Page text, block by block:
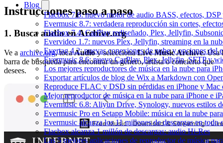
Blog
Flacbox 7.6: nuevo motor de audio BASS, efectos,
Evermusic 8.7: verdadera reproducción sin cortes,
Flacbox 7.4: CarPlay rediseñado, Plex, Jellyfin,
Evervideo 1.7: nuevos Plex, Jellyfin, streaming en la
Evertag 4.2: nuevas conexiones de nube y opciones del
Evermusic 8.6: nuevo CarPlay, Plex, Jellyfin, SFTP y
Los mejores reproductores de música en la nube para
Exportar artículos de blog de Wix a Markdown con
Reproduce FLAC y DSD sin pérdidas en iPhone y Mac
Mejor reproductor de música en la nube para iPhone e
Evermusic 6.8: Aliyun Drive, Synology, nuevos estilos
Evermusic Pro en Setapp Mobile: música en la nube
Evermusic alcanza los 11 millones de descargas en todo
Flacbox alcanza 1 millón de descargas: audio Hi-Res
Las 5 mejores aplicaciones de reproductor de música
Instrucciones paso a paso
1. Busca audio en Archive.org
Ve a archive.org, tocaAudioy seleccionaLive Music Archive. Usa
barra de búsqueda para encontrar un género, artista o concierto que
desees.